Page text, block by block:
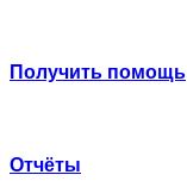
Получить помощь
Отчёты